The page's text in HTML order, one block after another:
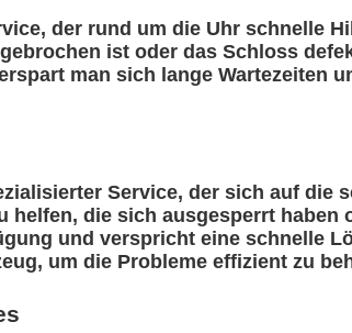
der rund um die Uhr schnelle
ist oder das Schloss
man sich lange Wartezeiten
Service, der sich auf die
helfen, die sich ausgesperrt
und verspricht eine schnelle
um die Probleme effizient zu